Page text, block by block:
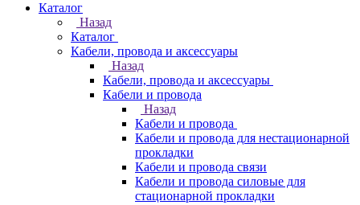
Каталог
Назад
Каталог
Кабели, провода и аксессуары
Назад
Кабели, провода и аксессуары
Кабели и провода
Назад
Кабели и провода
Кабели и провода для нестационарной
прокладки
Кабели и провода связи
Кабели и провода силовые для
стационарной прокладки